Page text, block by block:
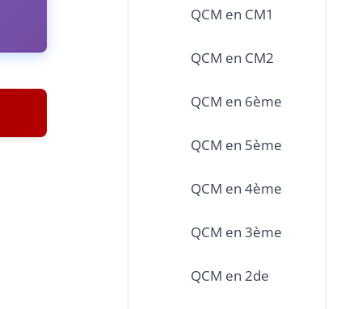
QCM en CM1
QCM en CM2
QCM en 6ème
QCM en 5ème
QCM en 4ème
QCM en 3ème
QCM en 2de